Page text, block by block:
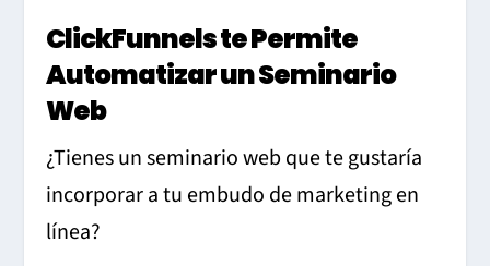
ClickFunnels te Permite
Automatizar un Seminario
Web
¿Tienes un seminario web que te gustaría
incorporar a tu embudo de marketing en
línea?